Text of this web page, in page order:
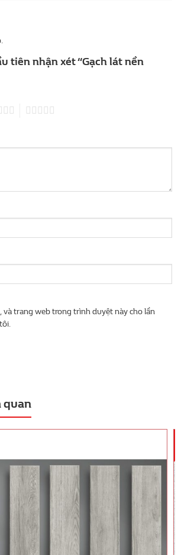
tiên nhận xét “Gạch lát nền
và trang web trong trình duyệt này cho lần
quan